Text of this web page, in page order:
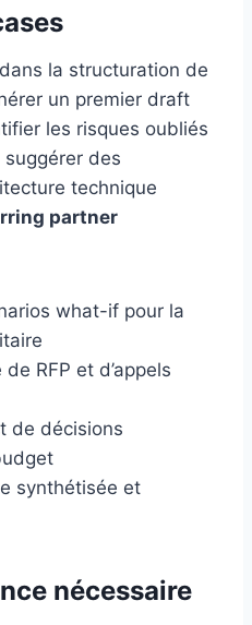
la structuration de
un premier draft
les risques oubliés
des
technique
partner
what-if pour la
RFP et d’appels
de décisions
synthétisée et
nécessaire